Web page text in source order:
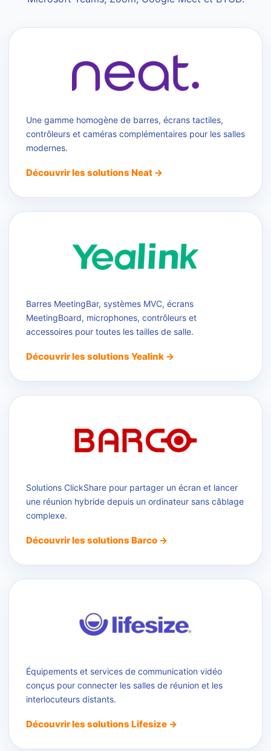
Une gamme homogène de barres, écrans tactiles,
contrôleurs et caméras complémentaires pour les salles
modernes.
Découvrir les solutions Neat →
Barres MeetingBar, systèmes MVC, écrans
MeetingBoard, microphones, contrôleurs et
accessoires pour toutes les tailles de salle.
Découvrir les solutions Yealink →
Solutions ClickShare pour partager un écran et lancer
une réunion hybride depuis un ordinateur sans câblage
complexe.
Découvrir les solutions Barco →
Équipements et services de communication vidéo
conçus pour connecter les salles de réunion et les
interlocuteurs distants.
Découvrir les solutions Lifesize →